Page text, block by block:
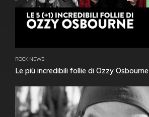
ROCK NEWS
Le più incredibili follie di Ozzy Osbourne